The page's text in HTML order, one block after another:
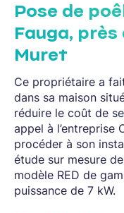
Pose de
Fauga, près
Muret
Ce propriétaire a
dans sa maison
réduire le coût de
appel à l’entreprise
procéder à son
étude sur mesure
modèle RED de
puissance de 7 kW.